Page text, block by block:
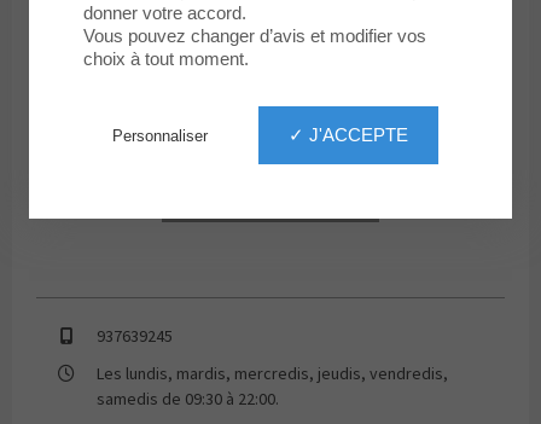
DECIMAS
937639245
Les lundis, mardis, mercredis, jeudis, vendredis,
samedis de 09:30 à 22:00.
donner votre accord.
Vous pouvez changer d’avis et modifier vos
choix à tout moment.
✓ J'ACCEPTE
Personnaliser